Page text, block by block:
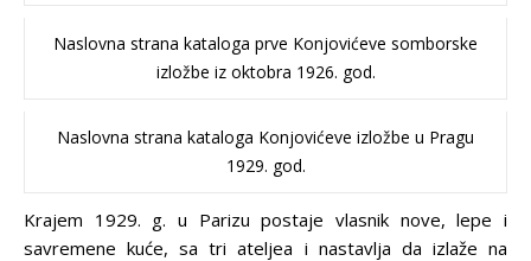
Naslovna strana kataloga prve Konjovićeve somborske
izložbe iz oktobra 1926. god.
Naslovna strana kataloga Konjovićeve izložbe u Pragu
1929. god.
Krajem 1929. g. u Parizu postaje vlasnik nove, lepe i
savremene kuće, sa tri ateljea i nastavlja da izlaže na